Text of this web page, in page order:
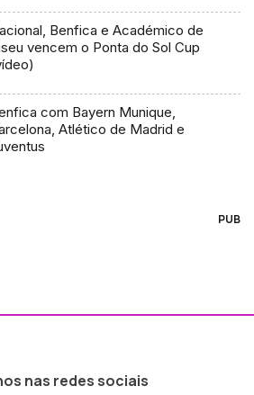
Benfica e Académico de
vencem o Ponta do Sol Cup
com Bayern Munique,
Atlético de Madrid e
PUB
nas redes sociais